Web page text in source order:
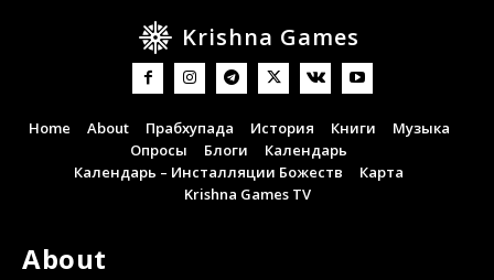
Krishna Games
Home About Прабхупада История Книги
Музыка
Опросы
Блоги
Календарь
Календарь – Инсталляции Божеств
Карта
Krishna Games TV
About